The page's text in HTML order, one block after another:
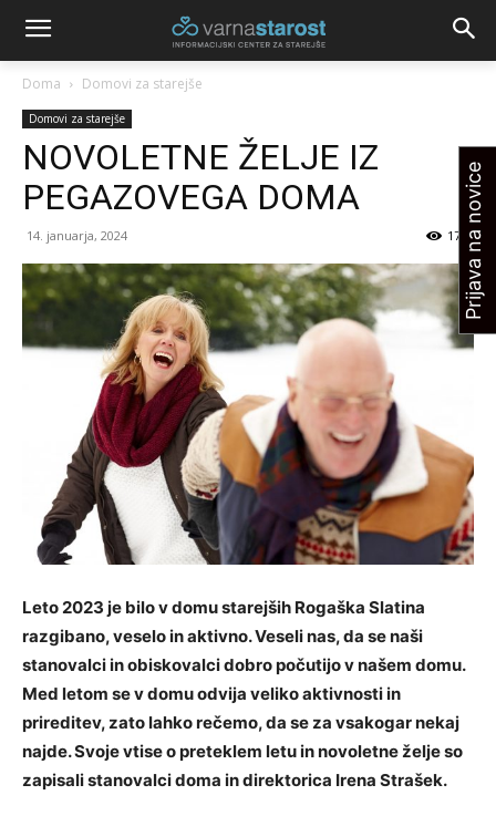
Doma Domovi za starejše
Domovi za starejše
NOVOLETNE ŽELJE IZ
PEGAZOVEGA DOMA
14. januarja, 2024 1769
Leto 2023 je bilo v domu starejših Rogaška Slatina
razgibano, veselo in aktivno. Veseli nas, da se naši
stanovalci in obiskovalci dobro počutijo v našem domu.
Med letom se v domu odvija veliko aktivnosti in
prireditev, zato lahko rečemo, da se za vsakogar nekaj
najde. Svoje vtise o preteklem letu in novoletne želje so
zapisali stanovalci doma in direktorica Irena Strašek.
Prijava na novice